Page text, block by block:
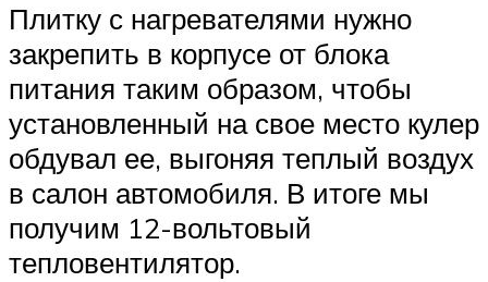
Плитку с нагревателями нужно
закрепить в корпусе от блока
питания таким образом, чтобы
установленный на свое место кулер
обдувал ее, выгоняя теплый воздух
в салон автомобиля. В итоге мы
получим 12-вольтовый
тепловентилятор.